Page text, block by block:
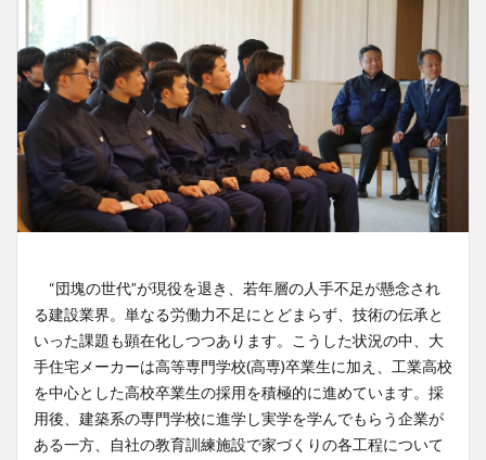
“団塊の世代”が現役を退き、若年層の人手不足が懸念され
る建設業界。単なる労働力不足にとどまらず、技術の伝承と
いった課題も顕在化しつつあります。こうした状況の中、大
手住宅メーカーは高等専門学校(高専)卒業生に加え、工業高校
を中心とした高校卒業生の採用を積極的に進めています。採
用後、建築系の専門学校に進学し実学を学んでもらう企業が
ある一方、自社の教育訓練施設で家づくりの各工程について